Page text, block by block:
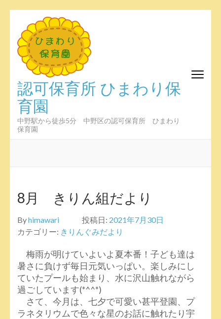
テ
ン
ス
キ
プ
(Enter
認可保育所 ひまわり保
育園
中野駅から徒歩5分 中野区の認可保育所 ひまわり
保育園
8月 きりん組だより
Byhimawari 投稿日: 2021年7月30日
カテゴリー: きりんぐみだより
梅雨が明けていよいよ夏本番！子ども達は
暑さに負けず毎日元気いっぱい。楽しみにし
ていたプールも始まり、水に沢山触れながら
過ごしています(*^^*)
さて、今月は、七夕で可愛い甚平登園、プ
ラネタリウムで色々な星のお話に触れたり宇